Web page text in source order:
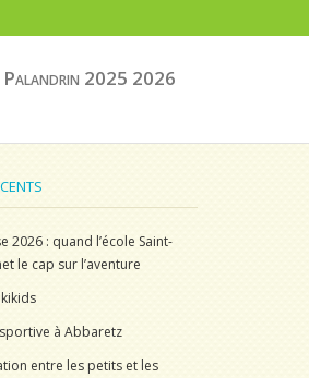
Palandrin 2025 2026
2026 : quand l’école Saint-
le cap sur l’aventure
à Abbaretz
entre les petits et les